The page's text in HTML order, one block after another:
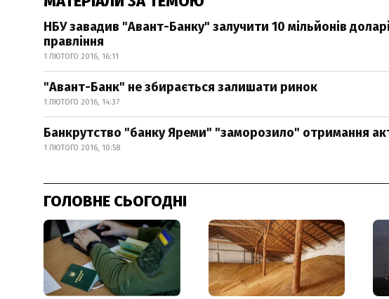
НБУ завадив "Авант-Банку" залучити 10 мільйонів
правління
1 ЛЮТОГО 2016, 16:11
"Авант-Банк" не збирається залишати ринок
1 ЛЮТОГО 2016, 14:37
Банкрутство "банку Яреми" "заморозило" отримання
1 ЛЮТОГО 2016, 10:58
ГОЛОВНЕ СЬОГОДНІ